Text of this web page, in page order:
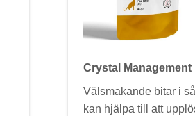
Crystal Management
Välsmakande bitar i
kan hjälpa till att